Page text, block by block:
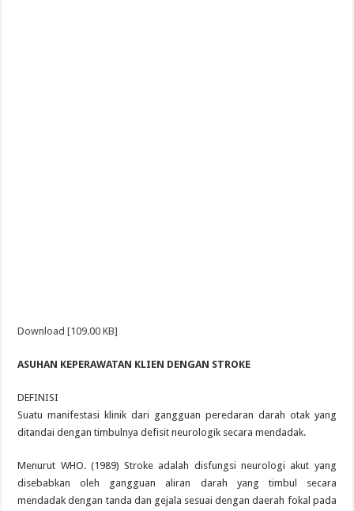
Download [109.00 KB]
ASUHAN KEPERAWATAN KLIEN DENGAN STROKE
DEFINISI
Suatu manifestasi klinik dari gangguan peredaran darah otak yang
ditandai dengan timbulnya defisit neurologik secara mendadak.
Menurut WHO. (1989) Stroke adalah disfungsi neurologi akut yang
disebabkan oleh gangguan aliran darah yang timbul secara
mendadak dengan tanda dan gejala sesuai dengan daerah fokal pada